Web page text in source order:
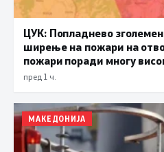
ЦУК: Попладнево
ширење на пожари на
пожари поради многу
пред 1 ч.
МАКЕДОНИЈА